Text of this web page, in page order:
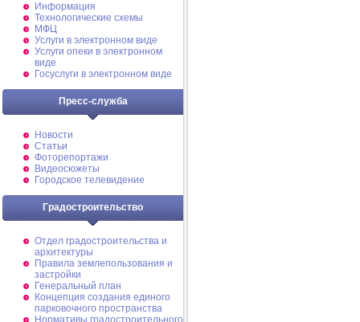
Информация
Технологические схемы
МФЦ
Услуги в электронном виде
Услуги опеки в электронном
виде
Госуслуги в электронном виде
Пресс-служба
Новости
Статьи
Фоторепортажи
Видеосюжеты
Городское телевидение
Градостроительство
Отдел градостроительства и
архитектуры
Правила землепользования и
застройки
Генеральный план
Концепция создания единого
парковочного пространства
Нормативы градостроительного